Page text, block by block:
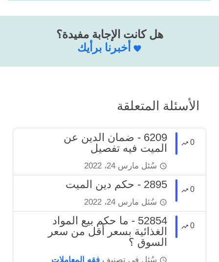
هل كانت الإجابة مفيدة؟
أخبرنا برأيك
الأسئلة المتعلقة
0
6209 - ضمان الدين عن
الميت فيه تفصيل
سُئل مارس 24، 2022
0 2895 - حكم دين الميت
سُئل مارس 24، 2022
0
52854 - ما حكم بيع المواد
الغذائية بسعر أقل من سعر
السوق ؟
سُئل في تصنيففقه المعاملات